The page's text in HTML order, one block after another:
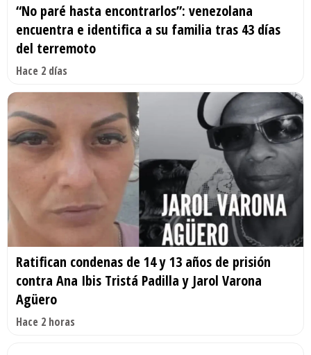
“No paré hasta encontrarlos”: venezolana
encuentra e identifica a su familia tras 43 días
del terremoto
Hace 2 días
Ratifican condenas de 14 y 13 años de prisión
contra Ana Ibis Tristá Padilla y Jarol Varona
Agüero
Hace 2 horas